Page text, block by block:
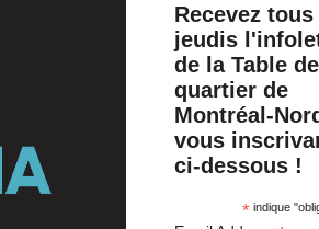
Recevez
jeudis
de la Table de
quartier de
Montréal-
vous
ci-dessous !
* indique